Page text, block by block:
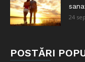
24
POSTĂRI